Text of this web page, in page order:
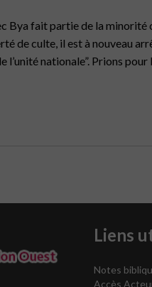
Bya fait partie de la
de culte, il est à nouveau
l’unité nationale”. Prions pour
Liens
Notes
Accès